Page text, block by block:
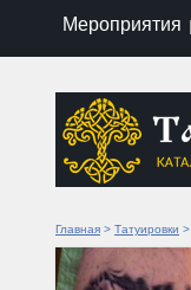
Мероприятия
Главная > Татуировки >